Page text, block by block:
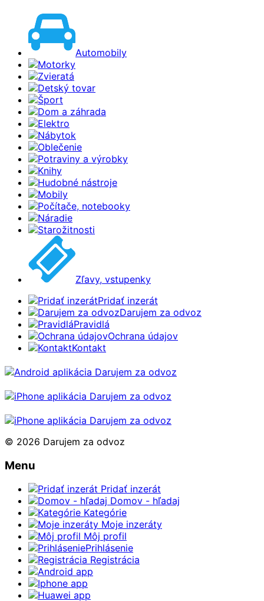
Automobily
Motorky
Zvieratá
Detský tovar
Šport
Dom a záhrada
Elektro
Nábytok
Oblečenie
Potraviny a výrobky
Knihy
Hudobné nástroje
Mobily
Počítače, notebooky
Náradie
Starožitnosti
Zľavy, vstupenky
Pridať inzerát
Darujem za odvoz
Pravidlá
Ochrana údajov
Kontakt
© 2026 Darujem za odvoz
Menu
Pridať inzerát
Domov - hľadaj
Kategórie
Moje inzeráty
Môj profil
Prihlásenie
Registrácia